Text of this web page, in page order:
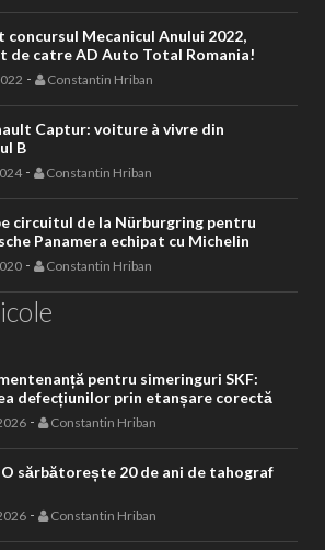
concursul Mecanicul Anului 2022,
de catre AD Auto Total Romania!
- Constantin Hriban
Captur: voiture à vivre din
B
- Constantin Hriban
circuitul de la Nürburgring pentru
Panamera echipat cu Michelin
- Constantin Hriban
pentru simeringuri SKF:
defecțiunilor prin etanșare corectă
- Constantin Hriban
sărbătorește 20 de ani de tahograf
- Constantin Hriban